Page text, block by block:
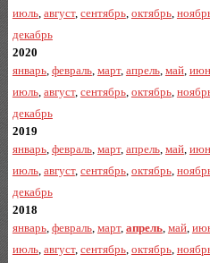
июль, август, сентябрь, октябрь,
декабрь
2020
январь, февраль, март, апрель, май,
июль, август, сентябрь, октябрь,
декабрь
2019
январь, февраль, март, апрель, май,
июль, август, сентябрь, октябрь,
декабрь
2018
январь, февраль, март, апрель, май,
июль, август, сентябрь, октябрь,